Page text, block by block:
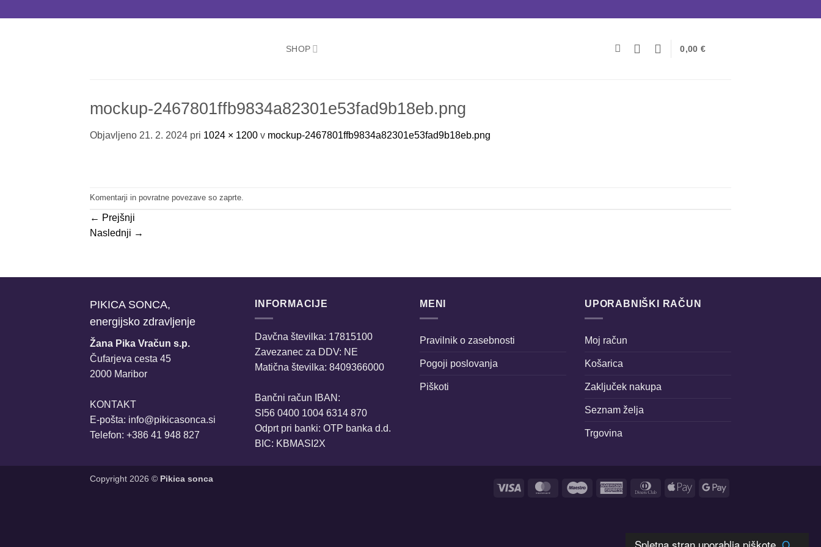
SHOP 0,00 €
mockup-2467801ffb9834a82301e53fad9b18eb.png
Objavljeno 21. 2. 2024 pri 1024 × 1200 v mockup-2467801ffb9834a82301e53fad9b18eb.png
Komentarji in povratne povezave so zaprte.
← Prejšnji
Naslednji →
PIKICA SONCA,
energijsko zdravljenje
Žana Pika Vračun s.p.
Čufarjeva cesta 45
2000 Maribor
KONTAKT
E-pošta: info@pikicasonca.si
Telefon: +386 41 948 827
INFORMACIJE
Davčna številka: 17815100
Zavezanec za DDV: NE
Matična številka: 8409366000
Bančni račun IBAN:
SI56 0400 1004 6314 870
Odprt pri banki: OTP banka d.d.
BIC: KBMASI2X
MENI
Pravilnik o zasebnosti
Pogoji poslovanja
Piškoti
UPORABNIŠKI RAČUN
Moj račun
Košarica
Zaključek nakupa
Seznam želja
Trgovina
Visa MasterCardMaestro
American
Dinners Apple
Google
Copyright 2026 © Pikica sonca